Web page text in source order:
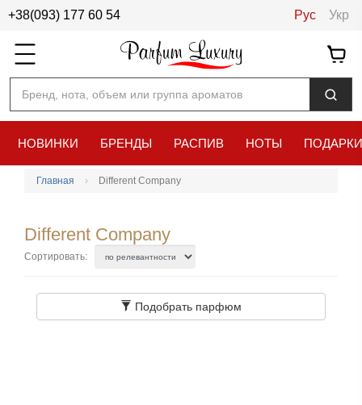
+38(093) 177 60 54 Рус Укр
Бренд, нота, объем или группа ароматов
НОВИНКИ БРЕНДЫ РАСПИВ НОТЫ ПОДАРКИ
Главная Different Company
Different Company
Сортировать:
Подобрать парфюм